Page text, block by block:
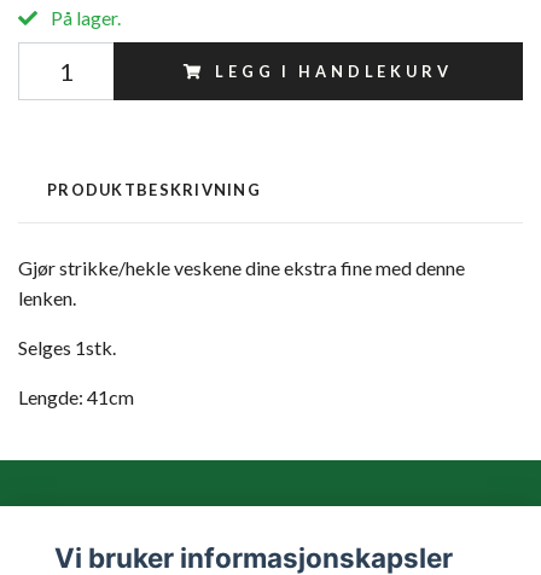
På lager.
LEGG I HANDLEKURV
PRODUKTBESKRIVNING
Gjør strikke/hekle veskene dine ekstra fine med denne
lenken.
Selges 1stk.
Lengde: 41cm
Les merVi bruker informasjonskapsler